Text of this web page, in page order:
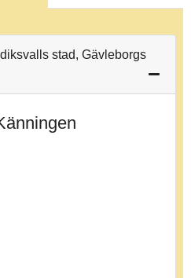
stad, Gävleborgs